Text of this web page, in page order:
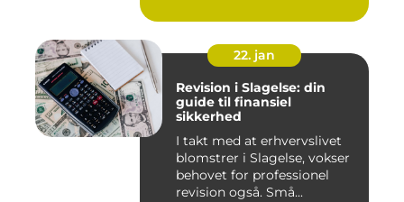
22. jan
Revision i Slagelse: din
guide til finansiel
sikkerhed
I takt med at erhvervslivet
blomstrer i Slagelse, vokser
behovet for professionel
revision også. Små...